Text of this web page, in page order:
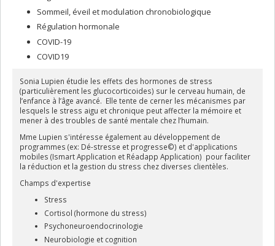
Progressepour donner des moyens aux enfants de faire la
transition entre l’école primaire et l’école secondaire, une période
au cours de laquelle les enfants sont grandement vulnérables au
adultes en milieu de travail.
Sommeil, éveil et modulation chronobiologique
Régulation hormonale
COVID-19
COVID19
Sonia Lupien étudie les effets des hormones de stress
(particulièrement les glucocorticoides) sur le cerveau humain, de
l’enfance à l’âge avancé. Elle tente de cerner les mécanismes par
lesquels le stress aigu et chronique peut affecter la mémoire et
mener à des troubles de santé mentale chez l’humain.
Mme Lupien s'intéresse également au développement de
programmes (ex: Dé-stresse et progresse©) et d'applications
mobiles (Ismart Application et Réadapp Application) pour faciliter
la réduction et la gestion du stress chez diverses clientèles.
Champs d'expertise
Stress
Cortisol (hormone du stress)
Psychoneuroendocrinologie
Neurobiologie et cognition